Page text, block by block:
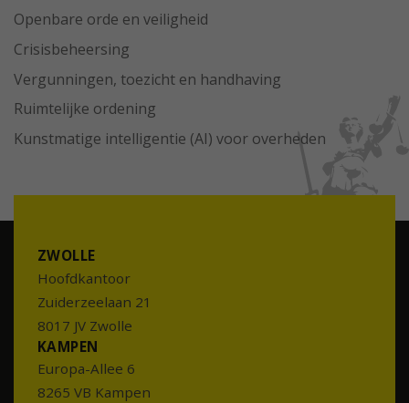
Openbare orde en veiligheid
Crisisbeheersing
Vergunningen, toezicht en handhaving
Ruimtelijke ordening
Kunstmatige intelligentie (AI) voor overheden
ZWOLLE
Hoofdkantoor
Zuiderzeelaan 21
8017 JV Zwolle
KAMPEN
Europa-Allee 6
8265 VB Kampen